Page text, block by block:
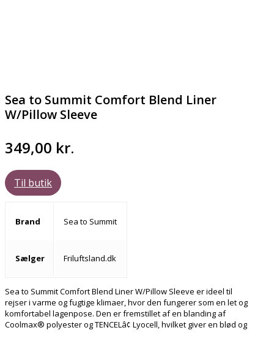
Sea to Summit Comfort Blend Liner
W/Pillow Sleeve
349,00 kr.
Til butik
Brand Sea to Summit
Sælger Friluftsland.dk
Sea to Summit Comfort Blend Liner W/Pillow Sleeve er ideel til
rejser i varme og fugtige klimaer, hvor den fungerer som en let og
komfortabel lagenpose. Den er fremstillet af en blanding af
Coolmax® polyester og TENCELâ¢ Lyocell, hvilket giver en blød og